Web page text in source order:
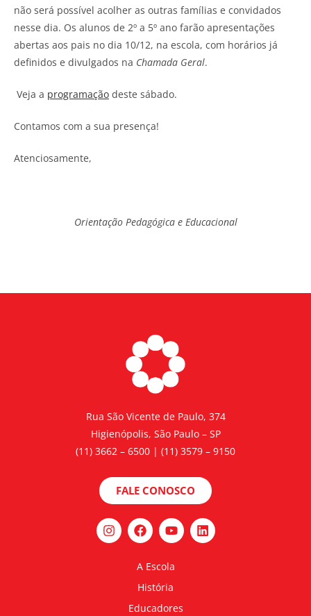
não será possível acolher as outras famílias e convidados
nesse dia. Os alunos de 2º a 5º ano farão apresentações
abertas aos pais no dia 10/12, na escola, com horários já
definidos e divulgados na Chamada Geral.
Veja a programação deste sábado.
Contamos com a sua presença!
Atenciosamente,
Orientação Pedagógica e Educacional
Rua São Vicente de Paulo, 374
Higienópolis, São Paulo – SP
(11) 3662 – 6500 | (11) 3579 – 9150
FALE CONOSCO
A Escola
História
Educadores